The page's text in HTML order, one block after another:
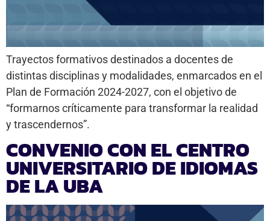
Trayectos formativos destinados a docentes de
distintas disciplinas y modalidades, enmarcados en el
Plan de Formación 2024-2027, con el objetivo de
“formarnos críticamente para transformar la realidad
y trascendernos”.
CONVENIO CON EL CENTRO
UNIVERSITARIO DE IDIOMAS
DE LA UBA